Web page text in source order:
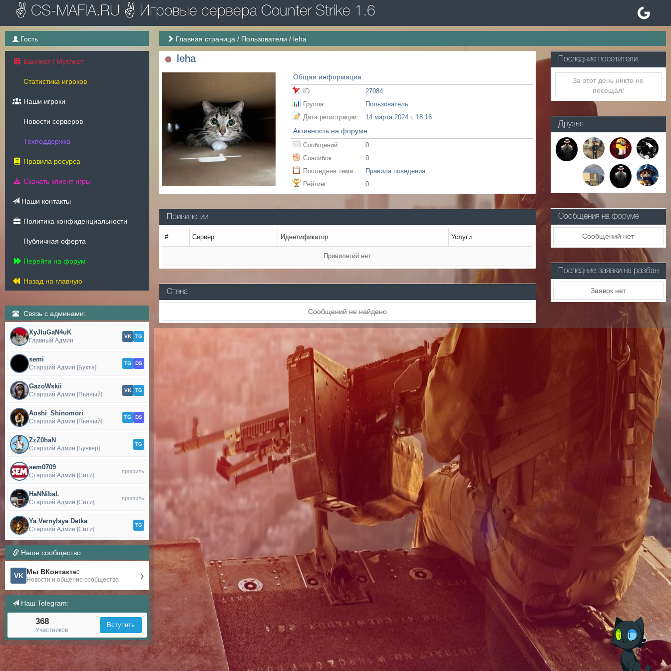
✌ CS-MAFIA.RU ✌ Игровые сервера Counter Strike 1.6
Гость
Банлист | Мутлист
Статистика игроков
Наши игроки
Новости серверов
Техподдержка
Правила ресурса
Скачать клиент игры
Наши контакты
Политика конфиденциальности
Публичная оферта
Перейти на форум
Назад на главную
Связь с админами:
XyJIuGaN4uK
Главный Админ
VK TG
semi
Старший Админ [Бухта]
TG DS
GazoWskii
Старший Админ [Пьяный]
VK TG
Aoshi_Shinomori
Старший Админ [Пьяный]
TG DS
ZzZ0haN
Старший Админ [Бункер]
TG
sem0709
Старший Админ [Сити]
профиль
HaNNibaL
Старший Админ [Сити]
профиль
Ya Vernylsya Detka
Старший Админ [Сити]
TG
Наше сообщество
VK Мы ВКонтакте:
Новости и общение сообщества ›
Наш Telegram:
368
Участников
Вступить
Главная страница / Пользователи / leha
leha
Общая информация
ID:
27084
Группа:
Пользователь
Дата регистрации:
14 марта 2024 г, 18:16
Активность на форуме
Сообщений:
0
Спасибок:
0
Последняя тема:
Правила поведения
Рейтинг:
0
Привилегии
# Сервер Идентификатор Услуги
Привилегий нет
Стена
Сообщений не найдено
Последние посетители
За этот день никто не
посещал!
Друзья
Сообщения на форуме
Сообщений нет
Последние заявки на разбан
Заявок нет